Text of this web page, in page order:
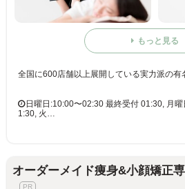
もっと見る
日曜日:10:00〜02:30 最終受付 01:30, 月
1:30, 火…
オーダーメイド痩身&小顔矯正